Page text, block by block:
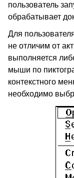
пользователь
обрабатывает
Для
не отличим от
выполняется
мыши по
контекстного
необходимо